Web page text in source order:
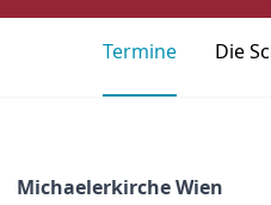
Termine Die
Michaelerkirche Wien